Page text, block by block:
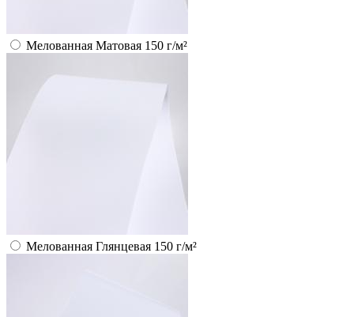
Мелованная Матовая 150 г/м²
Мелованная Глянцевая 150 г/м²